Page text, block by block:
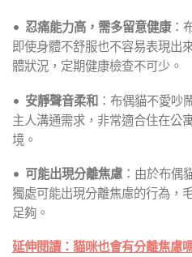
• 忍痛能力高，需多留意健康：
即使身體不舒服也不容易表現出
體狀況，定期健康檢查不可少。
• 安靜聲音柔和 ：布偶貓不愛吵
主人溝通需求，非常適合住在公
境。
• 可能出現分離焦慮 ：由於布偶
獨處可能出現分離焦慮的行為，
足夠。
延伸閱讀：貓咪也會有分離焦慮